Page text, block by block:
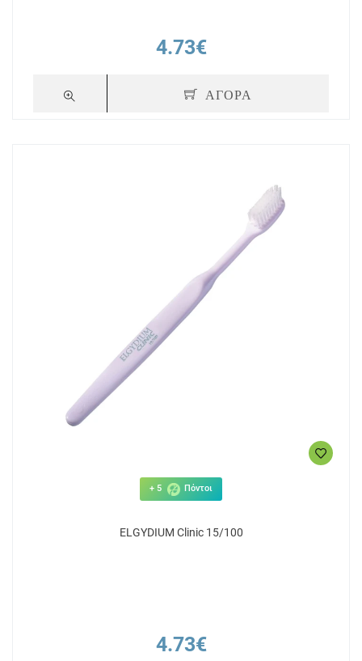
4.73€
ΑΓΟΡΑ
+ 5 Πόντοι
ELGYDIUM Clinic 15/100
4.73€